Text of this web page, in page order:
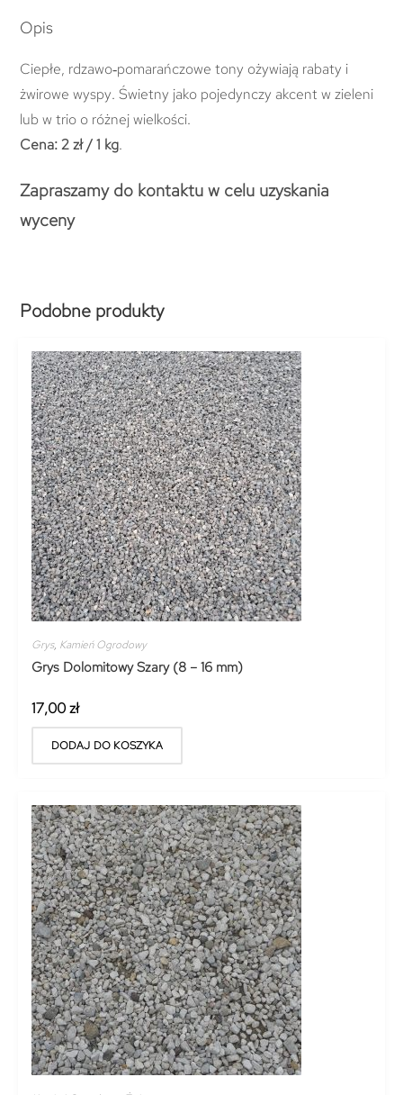
Opis
Ciepłe, rdzawo‑pomarańczowe tony ożywiają rabaty i
żwirowe wyspy. Świetny jako pojedynczy akcent w zieleni
lub w trio o różnej wielkości.
Cena: 2 zł / 1 kg.
Zapraszamy do kontaktu w celu uzyskania
wyceny
Podobne produkty
Grys, Kamień Ogrodowy
Grys Dolomitowy Szary (8 – 16 mm)
17,00zł
DODAJ DO KOSZYKA